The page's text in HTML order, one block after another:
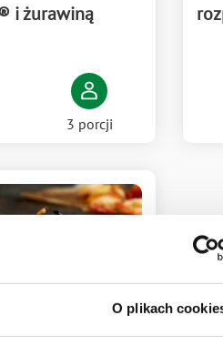
O plikach
i żurawiną
3 porcji
z